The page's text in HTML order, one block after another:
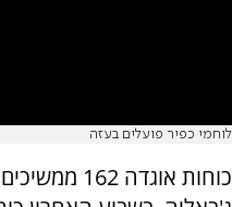
לוחמי כפיר פועלים בעזה
כוחות